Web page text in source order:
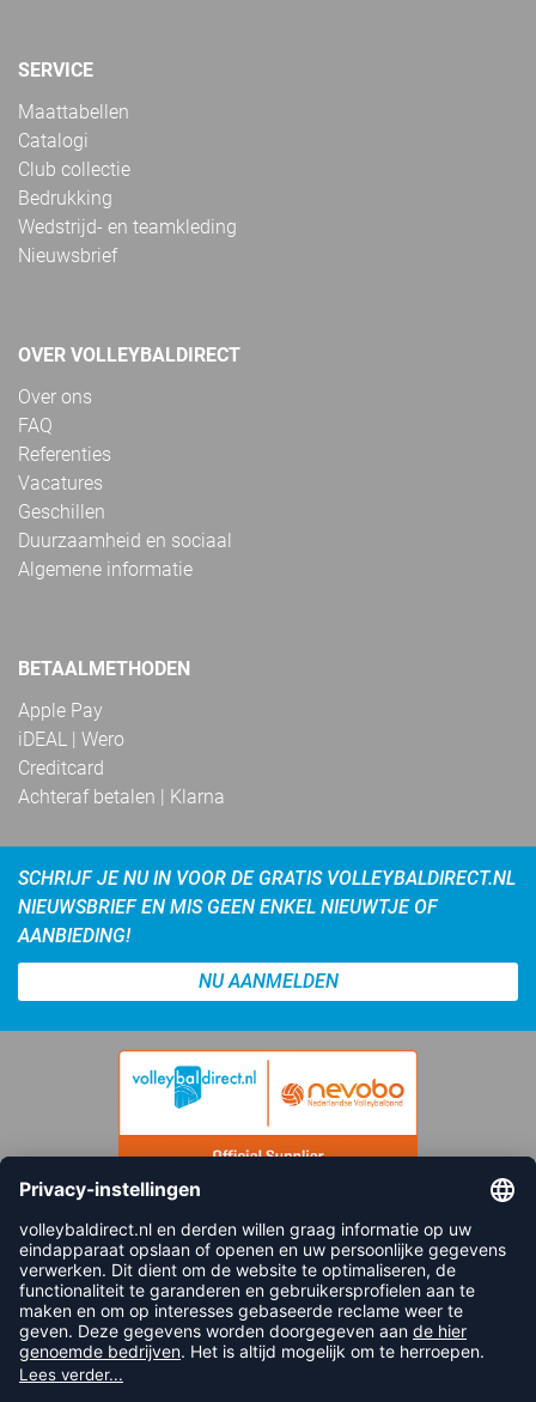
SERVICE
Maattabellen
Catalogi
Club collectie
Bedrukking
Wedstrijd- en teamkleding
Nieuwsbrief
OVER VOLLEYBALDIRECT
Over ons
FAQ
Referenties
Vacatures
Geschillen
Duurzaamheid en sociaal
Algemene informatie
BETAALMETHODEN
Apple Pay
iDEAL | Wero
Creditcard
Achteraf betalen | Klarna
SCHRIJF JE NU IN VOOR DE GRATIS VOLLEYBALDIRECT.NL
NIEUWSBRIEF EN MIS GEEN ENKEL NIEUWTJE OF
AANBIEDING!
NU AANMELDEN
FOLLOW US